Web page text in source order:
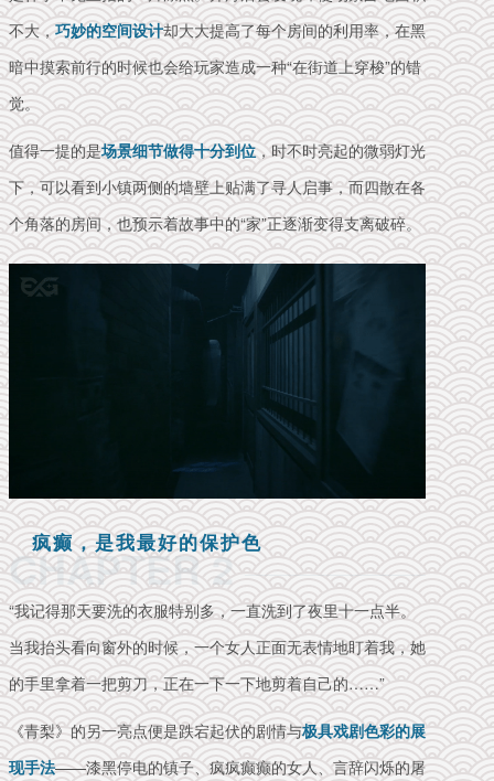
不大，巧妙的空间设计却大大提高了每个房间的利用率，在黑
暗中摸索前行的时候也会给玩家造成一种“在街道上穿梭”的错
觉。
值得一提的是场景细节做得十分到位，时不时亮起的微弱灯光
下，可以看到小镇两侧的墙壁上贴满了寻人启事，而四散在各
个角落的房间，也预示着故事中的“家”正逐渐变得支离破碎。
疯癫，是我最好的保护色
CHAPTER 2
“我记得那天要洗的衣服特别多，一直洗到了夜里十一点半。
当我抬头看向窗外的时候，一个女人正面无表情地盯着我，她
的手里拿着一把剪刀，正在一下一下地剪着自己的……”
《青梨》的另一亮点便是跌宕起伏的剧情与极具戏剧色彩的展
现手法——漆黑停电的镇子、疯疯癫癫的女人、言辞闪烁的屠